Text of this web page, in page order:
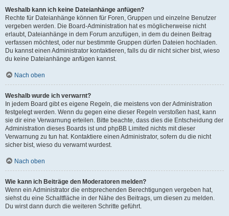
Weshalb kann ich keine Dateianhänge anfügen?
Rechte für Dateianhänge können für Foren, Gruppen und einzelne Benutzer
vergeben werden. Die Board-Administration hat es möglicherweise nicht
erlaubt, Dateianhänge in dem Forum anzufügen, in dem du deinen Beitrag
verfassen möchtest, oder nur bestimmte Gruppen dürfen Dateien hochladen.
Du kannst einen Administrator kontaktieren, falls du dir nicht sicher bist, wieso
du keine Dateianhänge anfügen kannst.
Nach oben
Weshalb wurde ich verwarnt?
In jedem Board gibt es eigene Regeln, die meistens von der Administration
festgelegt werden. Wenn du gegen eine dieser Regeln verstoßen hast, kann
sie dir eine Verwarnung erteilen. Bitte beachte, dass dies die Entscheidung der
Administration dieses Boards ist und phpBB Limited nichts mit dieser
Verwarnung zu tun hat. Kontaktiere einen Administrator, sofern du die nicht
sicher bist, wieso du verwarnt wurdest.
Nach oben
Wie kann ich Beiträge den Moderatoren melden?
Wenn ein Administrator die entsprechenden Berechtigungen vergeben hat,
siehst du eine Schaltfläche in der Nähe des Beitrags, um diesen zu melden.
Du wirst dann durch die weiteren Schritte geführt.